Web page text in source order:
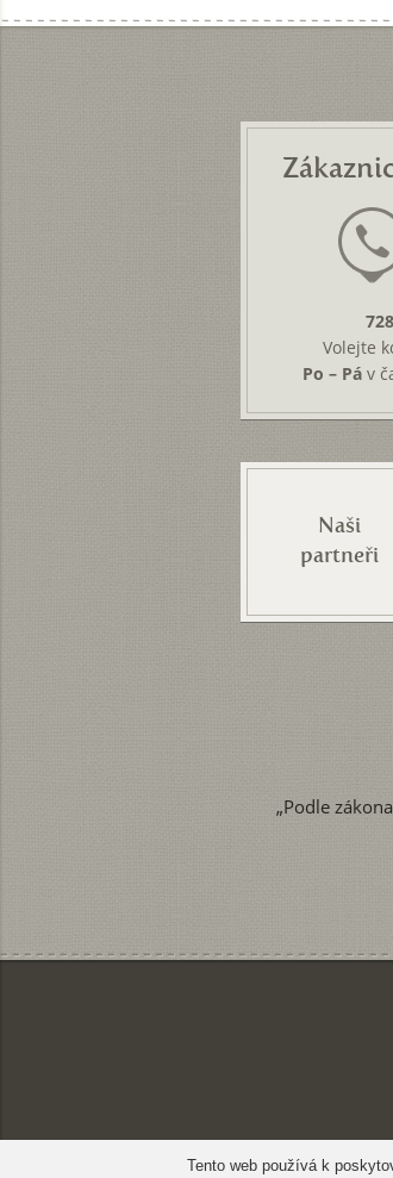
Tento web používá k
Volejte
Po – Pá v
Naši
partneři
„Podle